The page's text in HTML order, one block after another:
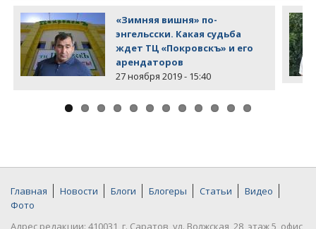
«Зимняя вишня» по-
энгельсски. Какая судьба
ждет ТЦ «Покровскъ» и его
арендаторов
27 ноября 2019 - 15:40
Главная Новости Блоги Блогеры Статьи
Видео
Фото
Адрес редакции: 410031, г. Саратов, ул. Волжская, 28, этаж 5, офис